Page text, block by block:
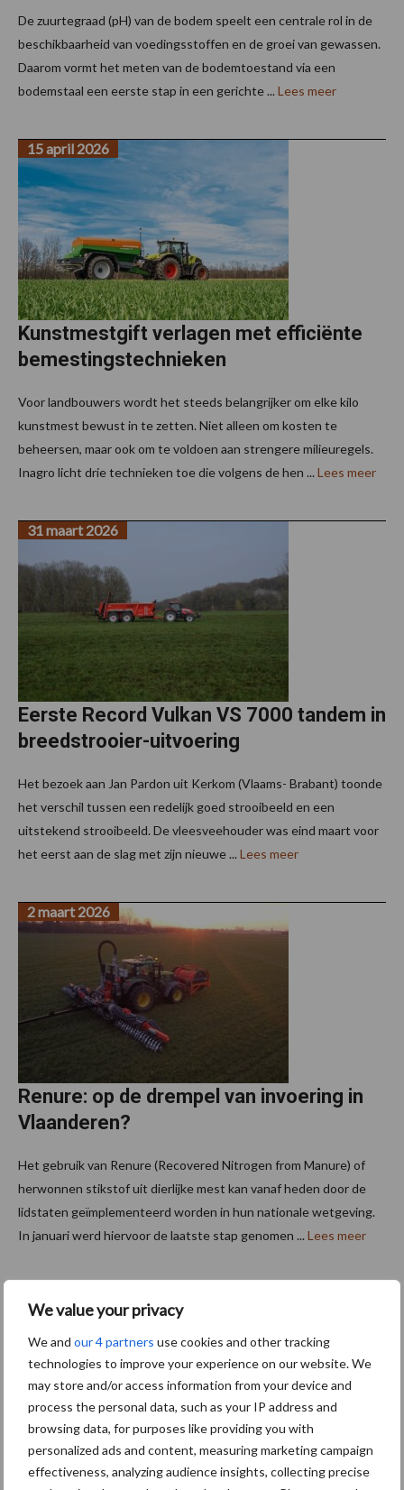
We value your privacy
We and our 4 partners use cookies and other tracking
technologies to improve your experience on our website. We
may store and/or access information from your device and
process the personal data, such as your IP address and
browsing data, for purposes like providing you with
personalized ads and content, measuring marketing campaign
effectiveness, analyzing audience insights, collecting precise
De zuurtegraad (pH) van de bodem speelt een centrale rol in de
beschikbaarheid van voedingsstoffen en de groei van gewassen.
Daarom vormt het meten van de bodemtoestand via een
bodemstaal een eerste stap in een gerichte ... Lees meer
Kunstmestgift verlagen met efficiënte
bemestingstechnieken
15 april 2026
Voor landbouwers wordt het steeds belangrijker om elke kilo
kunstmest bewust in te zetten. Niet alleen om kosten te
beheersen, maar ook om te voldoen aan strengere milieuregels.
Inagro licht drie technieken toe die volgens de hen ... Lees meer
Eerste Record Vulkan VS 7000 tandem in
breedstrooier-uitvoering
31 maart 2026
Het bezoek aan Jan Pardon uit Kerkom (Vlaams- Brabant) toonde
het verschil tussen een redelijk goed strooibeeld en een
uitstekend strooibeeld. De vleesveehouder was eind maart voor
het eerst aan de slag met zijn nieuwe ... Lees meer
Renure: op de drempel van invoering in
Vlaanderen?
2 maart 2026
Het gebruik van Renure (Recovered Nitrogen from Manure) of
herwonnen stikstof uit dierlijke mest kan vanaf heden door de
lidstaten geïmplementeerd worden in hun nationale wetgeving.
In januari werd hiervoor de laatste stap genomen ... Lees meer
EU Mestimport daalt drastisch door